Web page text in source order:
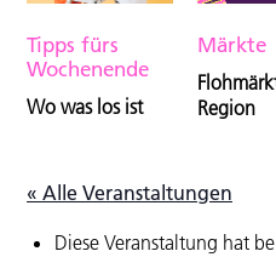
Tipps fürs
Wochenende
Wo was los ist
Märkte
Region
« Alle Veranstaltungen
Diese Veranstaltung hat